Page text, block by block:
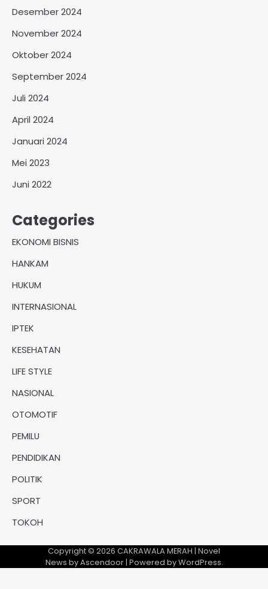
Desember 2024
November 2024
Oktober 2024
September 2024
Juli 2024
April 2024
Januari 2024
Mei 2023
Juni 2022
Categories
EKONOMI BISNIS
HANKAM
HUKUM
INTERNASIONAL
IPTEK
KESEHATAN
LIFE STYLE
NASIONAL
OTOMOTIF
PEMILU
PENDIDIKAN
POLITIK
SPORT
TOKOH
Copyright © 2026 CAKRAWALA MERAH | Novel
News byAscendoor| Powered byWordPress.